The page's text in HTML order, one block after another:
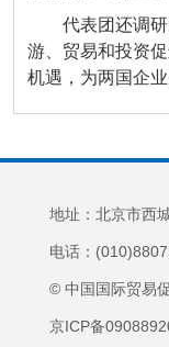
代表团还调
游、贸易和投资
机遇，为两国企
地址：北京市西
电话：
© 中国国际贸易
京ICP备